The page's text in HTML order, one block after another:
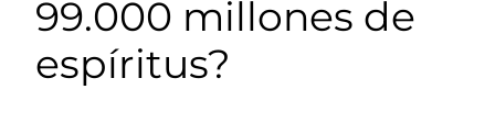
99.000 millones de
espíritus?